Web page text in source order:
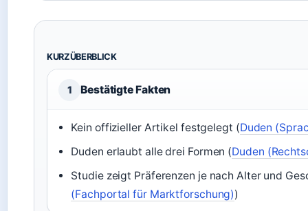
KURZÜBERBLICK
1 Bestätigte Fakten
Kein offizieller Artikel festgelegt (Duden
Duden erlaubt alle drei Formen (Duden
Studie zeigt Präferenzen je nach Alter und
(Fachportal für Marktforschung))